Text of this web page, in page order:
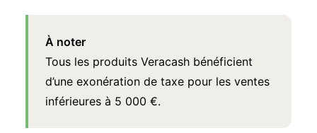
À noter
Tous les produits Veracash bénéficient
d’une exonération de taxe pour les ventes
inférieures à 5 000 €.